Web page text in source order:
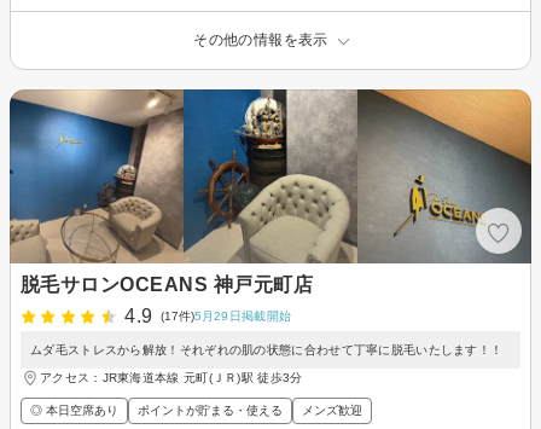
その他の情報を表示
脱毛サロンOCEANS 神戸元町店
4.9
(17件)5月29日掲載開始
ムダ毛ストレスから解放！それぞれの肌の状態に合わせて丁寧に脱毛いたします！！
アクセス：JR東海道本線 元町(ＪＲ)駅 徒歩3分
◎ 本日空席あり ポイントが貯まる・使える メンズ歓迎